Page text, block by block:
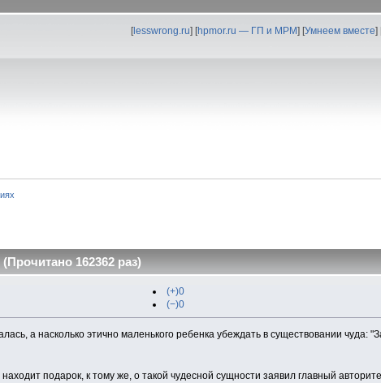
[lesswrong.ru] [hpmor.ru — ГП и МРМ] [Умнеем вместе]
162362 раз)
(+)0
(−)0
а насколько этично маленького ребенка убеждать в существовании чуда:
подарок, к тому же, о такой чудесной сущности заявил главный